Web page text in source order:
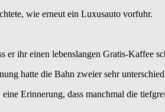
wie erneut ein Luxusauto vorfuhr.
ihr einen lebenslangen Gratis‑Kaffee
hatte die Bahn zweier sehr
Erinnerung, dass manchmal die